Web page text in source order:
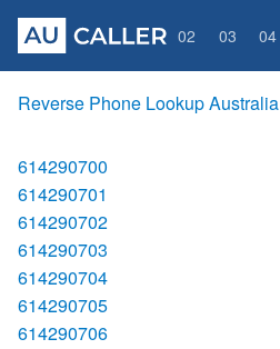
02 03 04
Reverse Phone Lookup Australia
614290700
614290701
614290702
614290703
614290704
614290705
614290706